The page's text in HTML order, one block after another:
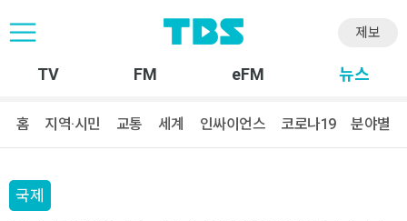
제보
TV FM eFM 뉴스
홈 지역·시민 교통 세계 인싸이언스 코로나19 분야별
국제